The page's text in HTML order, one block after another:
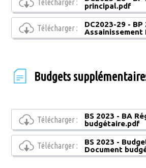
principal.pdf
Télécharger :
DC2023-29 - BP
Assainissement
Budgets
Télécharger :
BS 2023 - BA
budgétaire.pdf
Télécharger :
BS 2023 -
Document